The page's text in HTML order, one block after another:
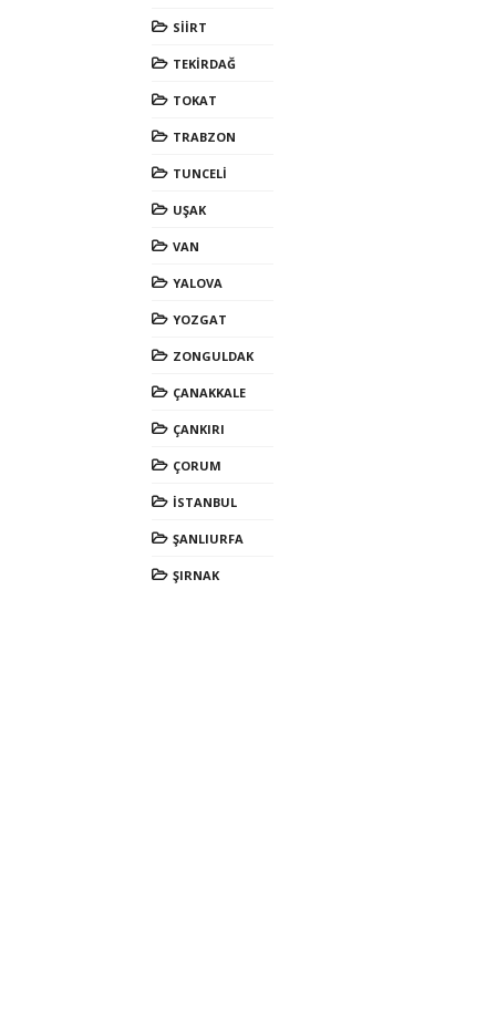
SİİRT
TEKİRDAĞ
TOKAT
TRABZON
TUNCELİ
UŞAK
VAN
YALOVA
YOZGAT
ZONGULDAK
ÇANAKKALE
ÇANKIRI
ÇORUM
İSTANBUL
ŞANLIURFA
ŞIRNAK